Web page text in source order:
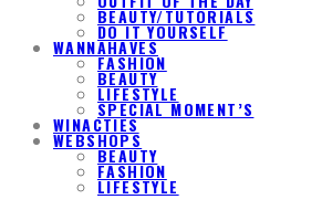
BEAUTY/TUTORIALS
DO IT YOURSELF
WANNAHAVES
FASHION
BEAUTY
LIFESTYLE
SPECIAL MOMENT’S
WINACTIES
WEBSHOPS
BEAUTY
FASHION
LIFESTYLE